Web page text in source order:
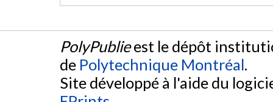
PolyPublieest le dépôt
de Polytechnique Montréal.
Site développé à l'aide du